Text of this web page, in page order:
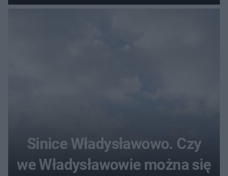
Sinice Władysławowo. Czy
we Władysławowie można się